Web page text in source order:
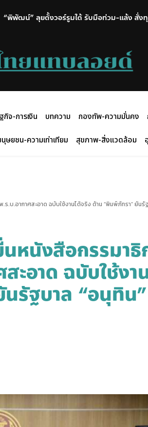
สำนักงานตำรวจแห่งชาติ ขับเคลื่อนการเตรียม
กิจ-การเงิน บทความ กองทัพ-ความมั่นคง
ษยชน-ความเท่าเทียม สุขภาพ-สิ่งแวดล้อม
.อากาศสะอาด ฉบับใช้งานได้จริง ด้าน “พิมพ์ภัทรา” ยันรัฐ
หนังสือกรรมาธิ
ะอาด ฉบับใช้งา
รัฐบาล “อนุทิน